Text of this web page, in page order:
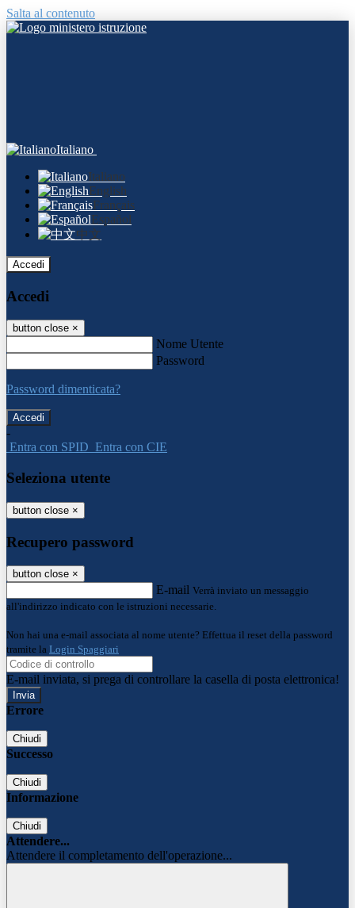
Salta al contenuto
Italiano
Italiano
English
Français
Español
中文
Accedi
Accedi
button close ×
Nome Utente
Password
Password dimenticata?
-
Entra con SPID Entra con CIE
Seleziona utente
button close ×
Recupero password
button close ×
E-mail Verrà inviato un messaggio
all'indirizzo indicato con le istruzioni necessarie.
Non hai una e-mail associata al nome utente? Effettua il reset della password
tramite la Login Spaggiari
E-mail inviata, si prega di controllare la casella di posta elettronica!
Errore
Chiudi
Successo
Chiudi
Informazione
Chiudi
Attendere...
Attendere il completamento dell'operazione...